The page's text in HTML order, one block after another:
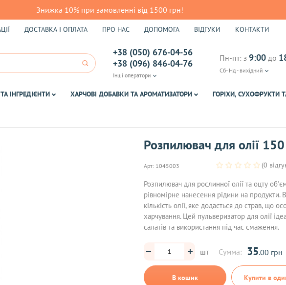
Знижка 10% при замовленні від 1500 грн!
ДОСТАВКА І ОПЛАТА ПРО НАС ДОПОМОГА ВІДГУКИ КОНТАКТИ
+38 (050) 676-04-56
+38 (096) 846-04-76
Інші оператори
Пн-пт: з 9:00 до
Сб- Нд - вихідний
ІНГРЕДІЄНТИ ХАРЧОВІ ДОБАВКИ ТА АРОМАТИЗАТОРИ ГОРІХИ, СУХОФРУКТИ
Розпилювач для олії
Арт: 1045003 (0
Розпилювач для рослинної олії та оцту
рівномірне нанесення рідини на продукти.
кількість олії, яке додається до страв, що
харчування. Цей пульверизатор для олії
салатів та використання під час смаження.
шт Сумма: 35.00 грн
В кошик Купити в